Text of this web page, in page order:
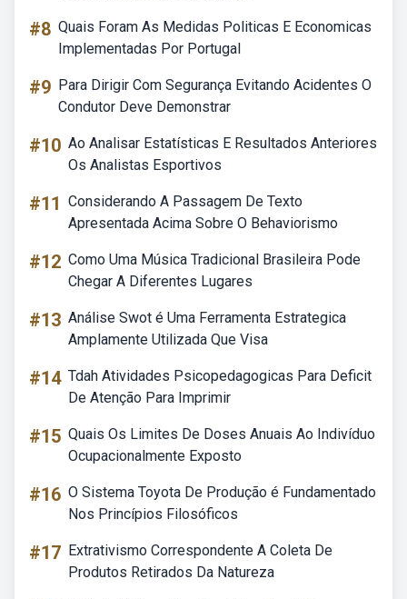
#8 Quais Foram As Medidas Politicas E Economicas
Implementadas Por Portugal
#9 Para Dirigir Com Segurança Evitando Acidentes O
Condutor Deve Demonstrar
#10 Ao Analisar Estatísticas E Resultados Anteriores
Os Analistas Esportivos
#11 Considerando A Passagem De Texto
Apresentada Acima Sobre O Behaviorismo
#12 Como Uma Música Tradicional Brasileira Pode
Chegar A Diferentes Lugares
#13 Análise Swot é Uma Ferramenta Estrategica
Amplamente Utilizada Que Visa
#14 Tdah Atividades Psicopedagogicas Para Deficit
De Atenção Para Imprimir
#15 Quais Os Limites De Doses Anuais Ao Indivíduo
Ocupacionalmente Exposto
#16 O Sistema Toyota De Produção é Fundamentado
Nos Princípios Filosóficos
#17 Extrativismo Correspondente A Coleta De
Produtos Retirados Da Natureza